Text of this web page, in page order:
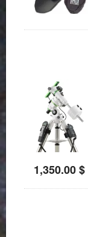
1,350.00$